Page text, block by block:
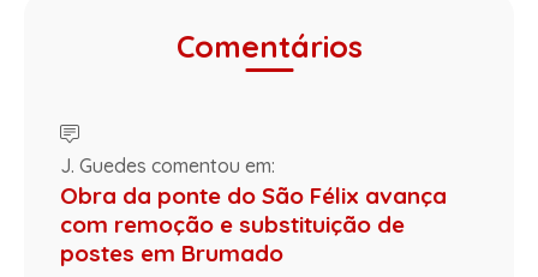
Comentários
J. Guedes comentou em:
Obra da ponte do São Félix avança
com remoção e substituição de
postes em Brumado